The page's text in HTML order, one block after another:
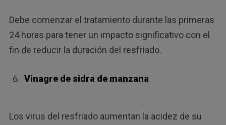
Debe comenzar el tratamiento durante las primeras
24 horas para tener un impacto significativo con el
fin de reducir la duración del resfriado.
Vinagre de sidra de manzana
Los virus del resfriado aumentan la acidez de su